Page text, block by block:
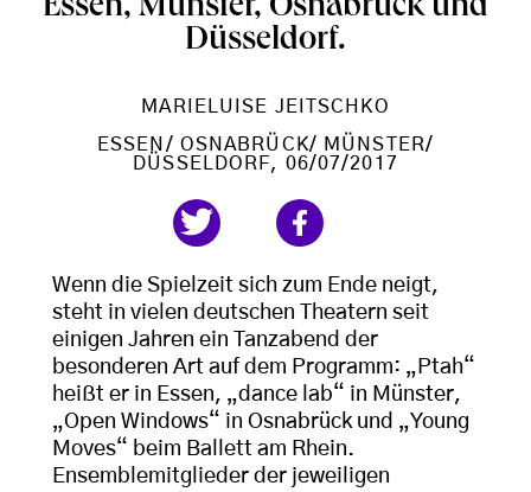
Essen, Münster, Osnabrück und
Düsseldorf.
MARIELUISE JEITSCHKO
ESSEN/ OSNABRÜCK/ MÜNSTER/
DÜSSELDORF, 06/07/2017
Wenn die Spielzeit sich zum Ende neigt,
steht in vielen deutschen Theatern seit
einigen Jahren ein Tanzabend der
besonderen Art auf dem Programm: „Ptah“
heißt er in Essen, „dance lab“ in Münster,
„Open Windows“ in Osnabrück und „Young
Moves“ beim Ballett am Rhein.
Ensemblemitglieder der jeweiligen